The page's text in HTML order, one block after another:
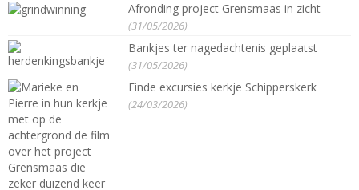
Afronding project Grensmaas in zicht
(31/05/2026)
Bankjes ter nagedachtenis geplaatst
(31/05/2026)
Einde excursies kerkje Schipperskerk
(24/03/2026)